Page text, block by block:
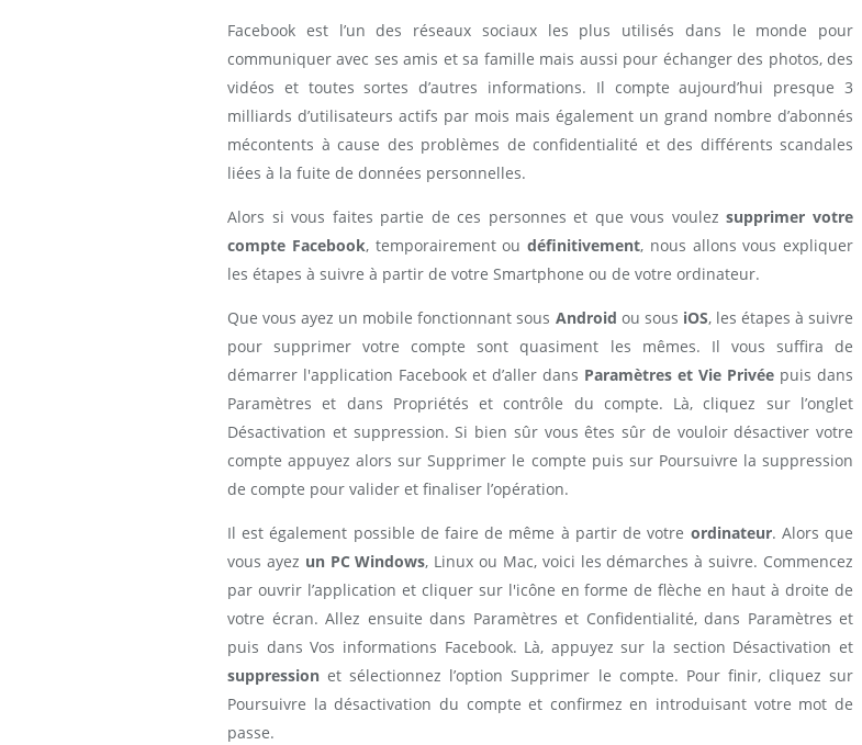
Facebook est l’un des réseaux sociaux les plus utilisés dans le monde pour
communiquer avec ses amis et sa famille mais aussi pour échanger des photos, des
vidéos et toutes sortes d’autres informations. Il compte aujourd’hui presque 3
milliards d’utilisateurs actifs par mois mais également un grand nombre d’abonnés
mécontents à cause des problèmes de confidentialité et des différents scandales
liées à la fuite de données personnelles.
Alors si vous faites partie de ces personnes et que vous voulezsupprimer votre
compte Facebook, temporairement ou définitivement, nous allons vous expliquer
les étapes à suivre à partir de votre Smartphone ou de votre ordinateur.
Que vous ayez un mobile fonctionnant sous Android ou sous iOS, les étapes à suivre
pour supprimer votre compte sont quasiment les mêmes. Il vous suffira de
démarrer l'application Facebook et d’aller dans Paramètres et Vie Privée puis dans
Paramètres et dans Propriétés et contrôle du compte. Là, cliquez sur l’onglet
Désactivation et suppression. Si bien sûr vous êtes sûr de vouloir désactiver votre
compte appuyez alors sur Supprimer le compte puis sur Poursuivre la suppression
de compte pour valider et finaliser l’opération.
Il est également possible de faire de même à partir de votre ordinateur. Alors que
vous ayez un PC Windows, Linux ou Mac, voici les démarches à suivre. Commencez
par ouvrir l’application et cliquer sur l'icône en forme de flèche en haut à droite de
votre écran. Allez ensuite dans Paramètres et Confidentialité, dans Paramètres et
puis dans Vos informations Facebook. Là, appuyez sur la section Désactivation et
suppression et sélectionnez l’option Supprimer le compte. Pour finir, cliquez sur
Poursuivre la désactivation du compte et confirmez en introduisant votre mot de
passe.